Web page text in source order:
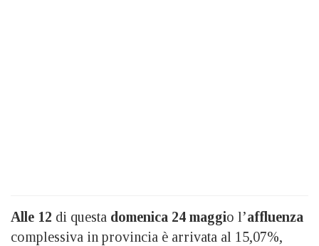
Alle 12 di questa domenica 24 maggio l’affluenza
complessiva in provincia è arrivata al 15,07%,